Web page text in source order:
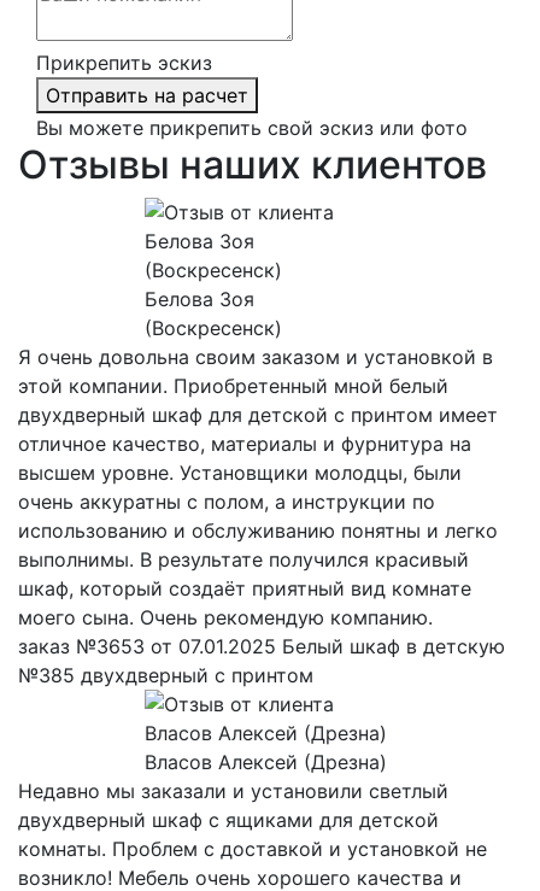
Прикрепить эскиз
Отправить на расчет
Вы можете прикрепить свой эскиз или фото
Отзывы наших клиентов
Белова Зоя
(Воскресенск)
Я очень довольна своим заказом и установкой в
этой компании. Приобретенный мной белый
двухдверный шкаф для детской с принтом имеет
отличное качество, материалы и фурнитура на
высшем уровне. Установщики молодцы, были
очень аккуратны с полом, а инструкции по
использованию и обслуживанию понятны и легко
выполнимы. В результате получился красивый
шкаф, который создаёт приятный вид комнате
моего сына. Очень рекомендую компанию.
заказ №3653 от 07.01.2025 Белый шкаф в детскую
№385 двухдверный с принтом
Власов Алексей (Дрезна)
Недавно мы заказали и установили светлый
двухдверный шкаф с ящиками для детской
комнаты. Проблем с доставкой и установкой не
возникло! Мебель очень хорошего качества и